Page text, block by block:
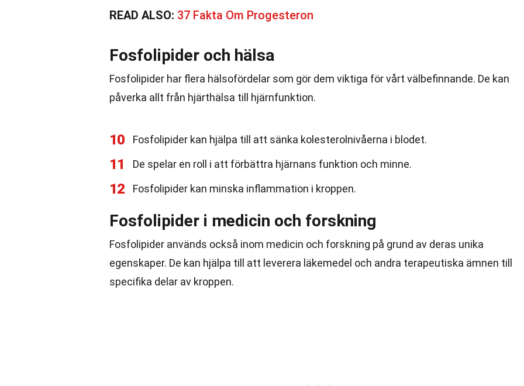
READ ALSO: 37 Fakta Om Progesteron
Fosfolipider och hälsa
Fosfolipider har flera hälsofördelar som gör dem viktiga för vårt välbefinnande. De kan
påverka allt från hjärthälsa till hjärnfunktion.
10 Fosfolipider kan hjälpa till att sänka kolesterolnivåerna i blodet.
11 De spelar en roll i att förbättra hjärnans funktion och minne.
12 Fosfolipider kan minska inflammation i kroppen.
Fosfolipider i medicin och forskning
Fosfolipider används också inom medicin och forskning på grund av deras unika
egenskaper. De kan hjälpa till att leverera läkemedel och andra terapeutiska ämnen till
specifika delar av kroppen.